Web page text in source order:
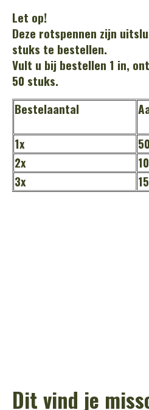
Let op!
Deze rotspennen zijn
stuks te bestellen.
Vult u bij bestellen 1 in,
50 stuks.
Bestelaantal
1x
50
2x
3x
Dit vind je